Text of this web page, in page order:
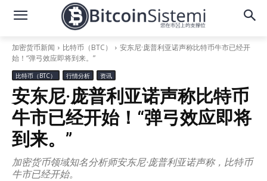
加密货币新闻 比特币（BTC）
安东尼·庞普利亚诺声称比特币牛市已经开
始！“弹弓效应即将到来。”
比特币（BTC） 行情分析 资讯
安东尼·庞普利亚诺声称比特币
牛市已经开始！“弹弓效应即将
到来。”
加密货币领域知名分析师安东尼·庞普利亚诺声称，比特币
牛市已经开始。